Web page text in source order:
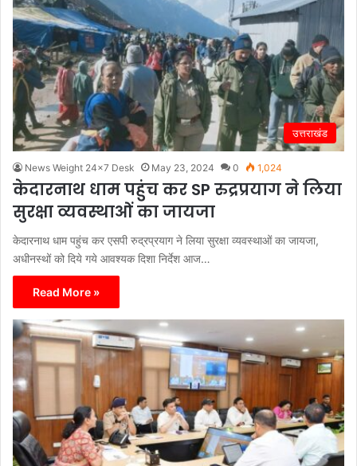
उत्तराखंड
News Weight 24x7 Desk May 23, 2024 0 1,024
केदारनाथ धाम पहुंच कर SP रुद्रप्रयाग ने लिया
सुरक्षा व्यवस्थाओं का जायजा
केदारनाथ धाम पहुंच कर एसपी रुद्रप्रयाग ने लिया सुरक्षा व्यवस्थाओं का जायजा,
अधीनस्थों को दिये गये आवश्यक दिशा निर्देश आज…
Read More »